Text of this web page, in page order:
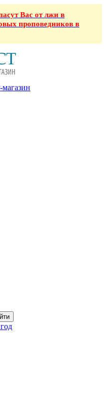
Вас от лжи в
проповедников в